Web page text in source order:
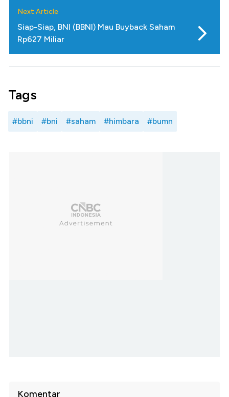
Next Article
Siap-Siap, BNI (BBNI) Mau Buyback Saham
Rp627 Miliar
Tags
#bbni #bni #saham #himbara #bumn
Komentar